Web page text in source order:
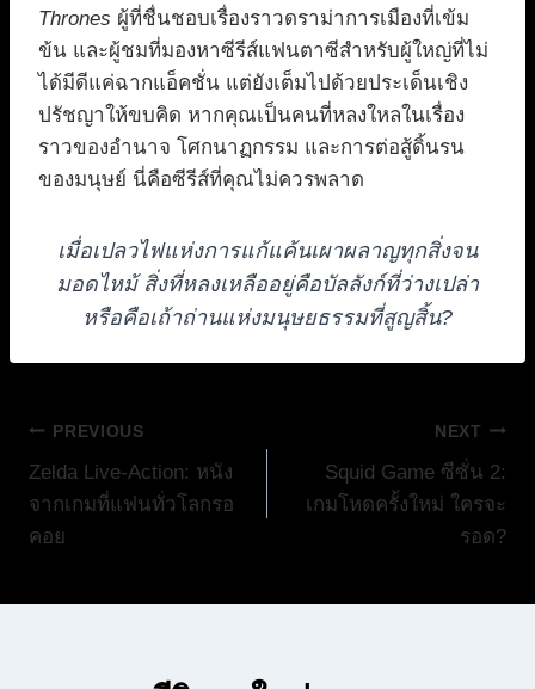
Thrones ผู้ที่ชื่นชอบเรื่องราวดราม่าการเมืองที่เข้ม
ข้น และผู้ชมที่มองหาซีรีส์แฟนตาซีสำหรับผู้ใหญ่ที่ไม่
ได้มีดีแค่ฉากแอ็คชั่น แต่ยังเต็มไปด้วยประเด็นเชิง
ปรัชญาให้ขบคิด หากคุณเป็นคนที่หลงใหลในเรื่อง
ราวของอำนาจ โศกนาฏกรรม และการต่อสู้ดิ้นรน
ของมนุษย์ นี่คือซีรีส์ที่คุณไม่ควรพลาด
เมื่อเปลวไฟแห่งการแก้แค้นเผาผลาญทุกสิ่งจน
มอดไหม้ สิ่งที่หลงเหลืออยู่คือบัลลังก์ที่ว่างเปล่า
หรือคือเถ้าถ่านแห่งมนุษยธรรมที่สูญสิ้น?
แนะแนว
เรื่อง
PREVIOUS
Zelda Live-Action: หนัง
จากเกมที่แฟนทั่วโลกรอ
คอย
NEXT
Squid Game ซีซั่น 2:
เกมโหดครั้งใหม่ ใครจะ
รอด?